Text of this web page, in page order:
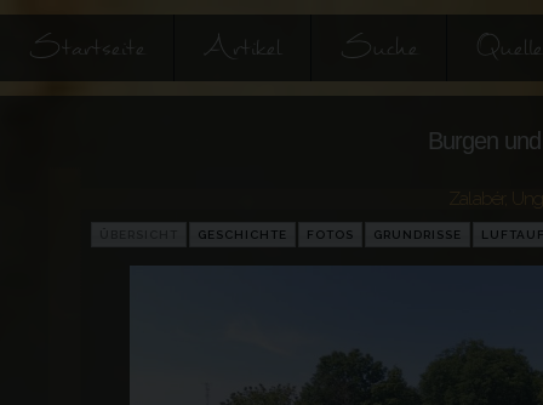
Startseite Artikel Suche
Burgen
Zalabér
GESCHICHTE FOTOS GRUNDRISSE